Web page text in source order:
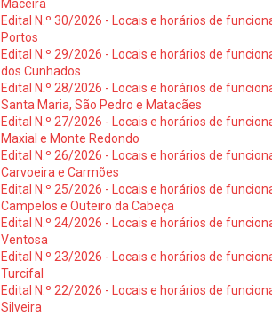
Maceira
Edital N.º 30/2026 - Locais e horários de
Portos
Edital N.º 29/2026 - Locais e horários de
dos Cunhados
Edital N.º 28/2026 - Locais e horários de
Santa Maria, São Pedro e Matacães
Edital N.º 27/2026 - Locais e horários de
Maxial e Monte Redondo
Edital N.º 26/2026 - Locais e horários de
Carvoeira e Carmões
Edital N.º 25/2026 - Locais e horários de
Campelos e Outeiro da Cabeça
Edital N.º 24/2026 - Locais e horários de
Ventosa
Edital N.º 23/2026 - Locais e horários de
Turcifal
Edital N.º 22/2026 - Locais e horários de
Silveira